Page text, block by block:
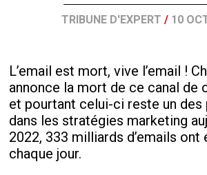
TRIBUNE D'EXPERT / 10
L’email est mort, vive l’email !
annonce la mort de ce canal de
et pourtant celui-ci reste un des
dans les stratégies marketing
2022, 333 milliards d’emails ont
chaque jour.